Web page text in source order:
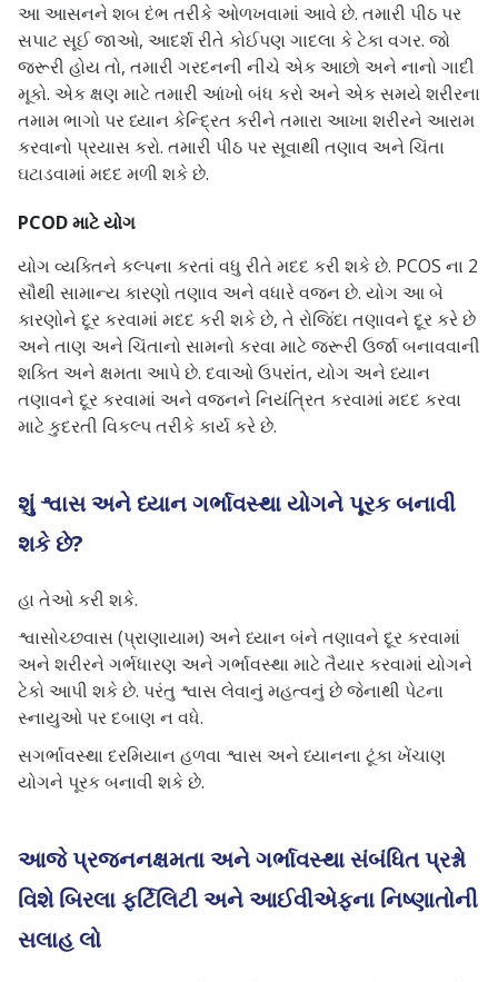
આ આસનને શબ દંભ તરીકે ઓળખવામાં આવે છે. તમારી પીઠ પર
સપાટ સૂઈ જાઓ, આદર્શ રીતે કોઈપણ ગાદલા કે ટેકા વગર. જો
જરૂરી હોય તો, તમારી ગરદનની નીચે એક આછો અને નાનો ગાદી
મૂકો. એક ક્ષણ માટે તમારી આંખો બંધ કરો અને એક સમયે શરીરના
તમામ ભાગો પર ધ્યાન કેન્દ્રિત કરીને તમારા આખા શરીરને આરામ
કરવાનો પ્રયાસ કરો. તમારી પીઠ પર સૂવાથી તણાવ અને ચિંતા
ઘટાડવામાં મદદ મળી શકે છે.
PCOD માટે યોગ
યોગ વ્યક્તિને કલ્પના કરતાં વધુ રીતે મદદ કરી શકે છે. PCOS ના 2
સૌથી સામાન્ય કારણો તણાવ અને વધારે વજન છે. યોગ આ બે
કારણોને દૂર કરવામાં મદદ કરી શકે છે, તે રોજિંદા તણાવને દૂર કરે છે
અને તાણ અને ચિંતાનો સામનો કરવા માટે જરૂરી ઉર્જા બનાવવાની
શક્તિ અને ક્ષમતા આપે છે. દવાઓ ઉપરાંત, યોગ અને ધ્યાન
તણાવને દૂર કરવામાં અને વજનને નિયંત્રિત કરવામાં મદદ કરવા
માટે કુદરતી વિકલ્પ તરીકે કાર્ય કરે છે.
શું શ્વાસ અને ધ્યાન ગર્ભાવસ્થા યોગને પૂરક બનાવી
શકે છે?
હા તેઓ કરી શકે.
શ્વાસોચ્છવાસ (પ્રાણાયામ) અને ધ્યાન બંને તણાવને દૂર કરવામાં
અને શરીરને ગર્ભધારણ અને ગર્ભાવસ્થા માટે તૈયાર કરવામાં યોગને
ટેકો આપી શકે છે. પરંતુ શ્વાસ લેવાનું મહત્વનું છે જેનાથી પેટના
સ્નાયુઓ પર દબાણ ન વધે.
સગર્ભાવસ્થા દરમિયાન હળવા શ્વાસ અને ધ્યાનના ટૂંકા ખેંચાણ
યોગને પૂરક બનાવી શકે છે.
આજે પ્રજનનક્ષમતા અને ગર્ભાવસ્થા સંબંધિત પ્રશ્નો
વિશે બિરલા ફર્ટિલિટી અને આઈવીએફના નિષ્ણાતોની
સલાહ લો